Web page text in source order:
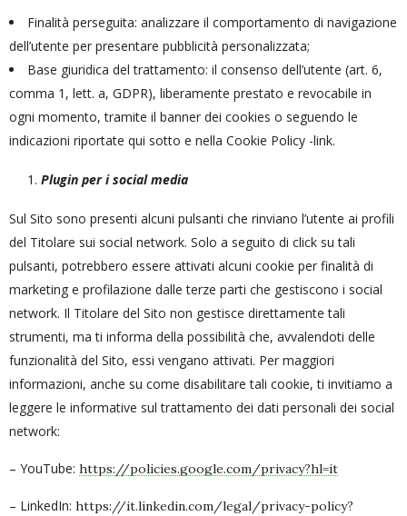
Finalità perseguita: analizzare il comportamento di navigazione
dell’utente per presentare pubblicità personalizzata;
Base giuridica del trattamento: il consenso dell’utente (art. 6,
comma 1, lett. a, GDPR), liberamente prestato e revocabile in
ogni momento, tramite il banner dei cookies o seguendo le
indicazioni riportate qui sotto e nella Cookie Policy -link.
Plugin per i social media
Sul Sito sono presenti alcuni pulsanti che rinviano l’utente ai profili
del Titolare sui social network. Solo a seguito di click su tali
pulsanti, potrebbero essere attivati alcuni cookie per finalità di
marketing e profilazione dalle terze parti che gestiscono i social
network. Il Titolare del Sito non gestisce direttamente tali
strumenti, ma ti informa della possibilità che, avvalendoti delle
funzionalità del Sito, essi vengano attivati. Per maggiori
informazioni, anche su come disabilitare tali cookie, ti invitiamo a
leggere le informative sul trattamento dei dati personali dei social
network:
– YouTube: https://policies.google.com/privacy?hl=it
– LinkedIn: https://it.linkedin.com/legal/privacy-policy?